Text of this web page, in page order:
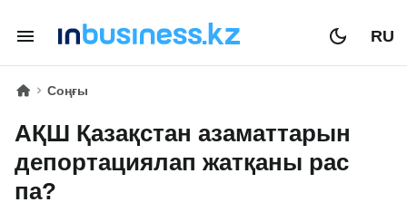
RU
Соңғы
АҚШ Қазақстан азаматтарын
депортациялап жатқаны рас
па?